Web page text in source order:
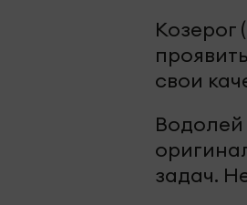
Козерог
свои
задач.